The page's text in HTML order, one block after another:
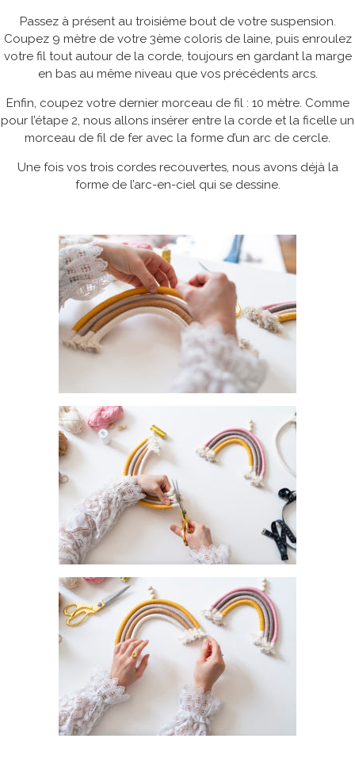
Passez à présent au troisième bout de votre suspension.
Coupez 9 mètre de votre 3ème coloris de laine, puis enroulez
votre fil tout autour de la corde, toujours en gardant la marge
en bas au même niveau que vos précédents arcs.
Enfin, coupez votre dernier morceau de fil : 10 mètre. Comme
pour l’étape 2, nous allons insérer entre la corde et la ficelle un
morceau de fil de fer avec la forme d’un arc de cercle.
Une fois vos trois cordes recouvertes, nous avons déjà la
forme de l’arc-en-ciel qui se dessine.